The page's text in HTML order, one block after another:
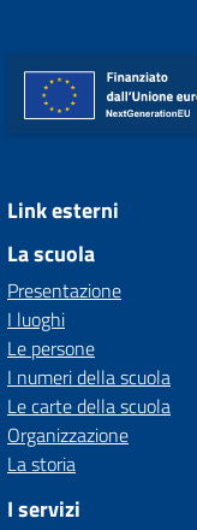
Link esterni
La scuola
Presentazione
I luoghi
Le persone
I numeri della scuola
Le carte della scuola
Organizzazione
La storia
I servizi